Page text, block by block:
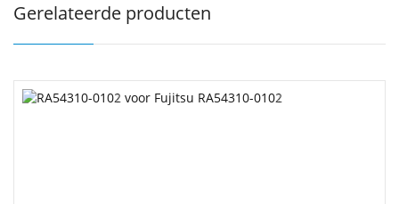
Gerelateerde producten